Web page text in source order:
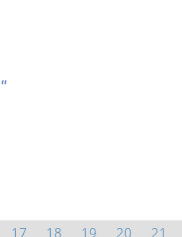
17 18 19 20 21